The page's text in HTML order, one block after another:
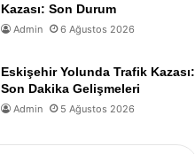
Kazası: Son Durum
Admin 6 Ağustos 2026
Eskişehir Yolunda Trafik Kazası:
Son Dakika Gelişmeleri
Admin 5 Ağustos 2026